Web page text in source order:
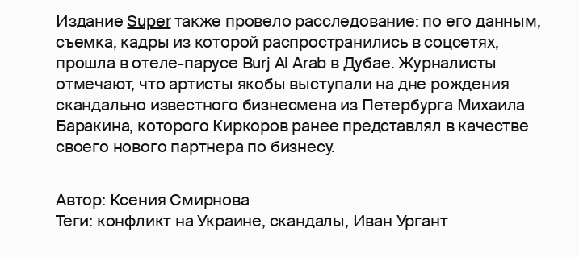
ИзданиеSuperтакже провело расследование: по его данным,
съемка, кадры из которой распространились в соцсетях,
прошла в отеле-парусе Burj Al Arab в Дубае. Журналисты
отмечают, что артисты якобы выступали на дне рождения
скандально известного бизнесмена из Петербурга Михаила
Баракина, которого Киркоров ранее представлял в качестве
своего нового партнера по бизнесу.
Автор: Ксения Смирнова
Теги: конфликт на Украине, скандалы, Иван Ургант